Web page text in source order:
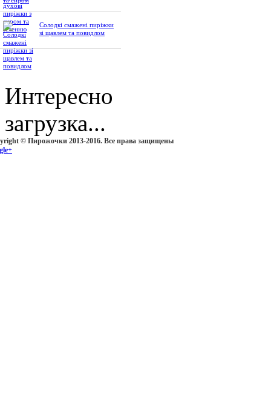
Солодкі смажені пиріжки
зі щавлем та повидлом
Интересно
загрузка...
© Пирожочки 2013-2016. Все права защищены